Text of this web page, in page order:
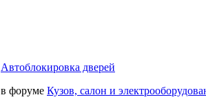
Автоблокировка дверей
в форуме Кузов, салон и